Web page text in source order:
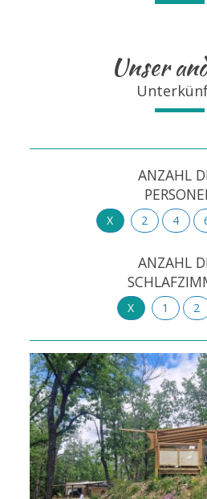
Unser
ANZAHL
X 2 4
ANZAHL
X 1 2